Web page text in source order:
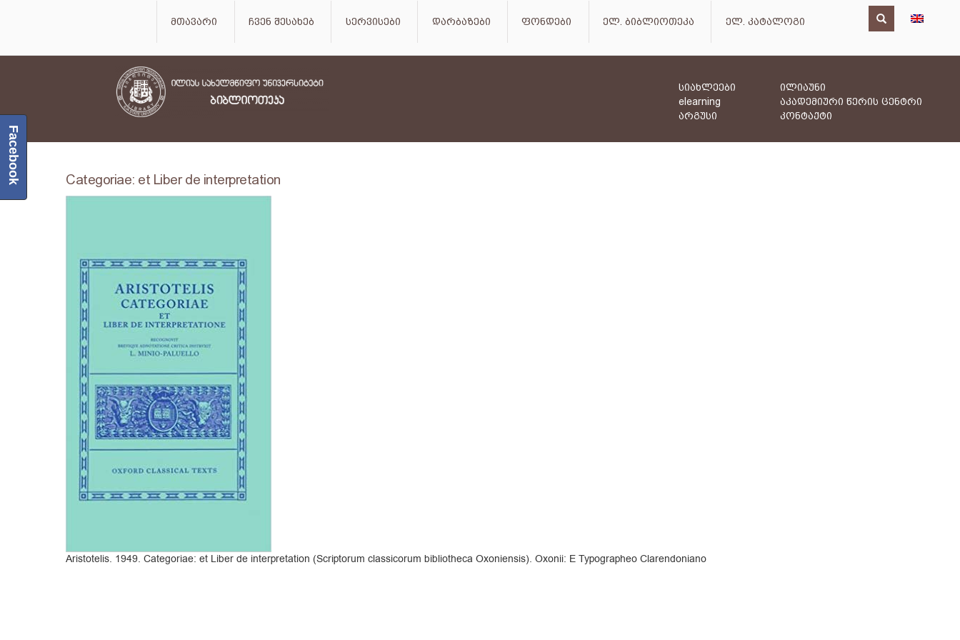
მთავარი ჩვენ შესახებ სერვისები დარბაზები ფონდები ელ. ბიბლიოთეკა ელ. კატალოგი
სიახლეები
elearning
არგუსი
ილიაუნი
აკადემიური წერის ცენტრი
კონტაქტი
Categoriae: et Liber de interpretation
Aristotelis. 1949. Categoriae: et Liber de interpretation (Scriptorum classicorum bibliotheca Oxoniensis). Oxonii: E Typographeo Clarendoniano
Facebook